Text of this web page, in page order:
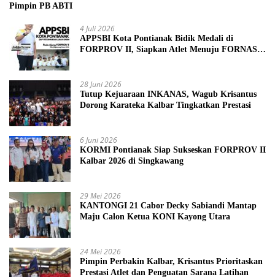
Pimpin PB ABTI
4 Juli 2026
APPSBI Kota Pontianak Bidik Medali di
FORPROV II, Siapkan Atlet Menuju FORNAS
28 Juni 2026
Tutup Kejuaraan INKANAS, Wagub Krisantus
Dorong Karateka Kalbar Tingkatkan Prestasi
6 Juni 2026
KORMI Pontianak Siap Sukseskan FORPROV II
Kalbar 2026 di Singkawang
29 Mei 2026
KANTONGI 21 Cabor Decky Sabiandi Mantap
Maju Calon Ketua KONI Kayong Utara
24 Mei 2026
Pimpin Perbakin Kalbar, Krisantus Prioritaskan
Prestasi Atlet dan Penguatan Sarana Latihan